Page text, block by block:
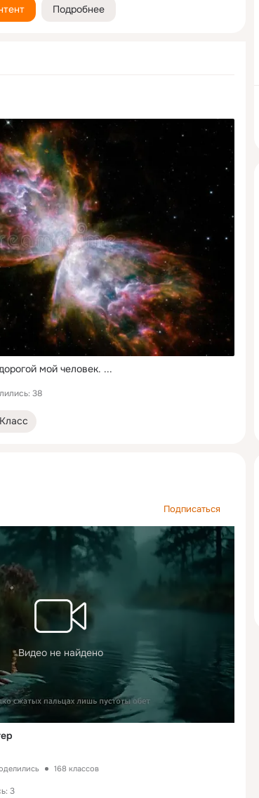
Подробнее
мой человек. ...
38
Класс
Подписаться
Видео не найдено
168 классов
3